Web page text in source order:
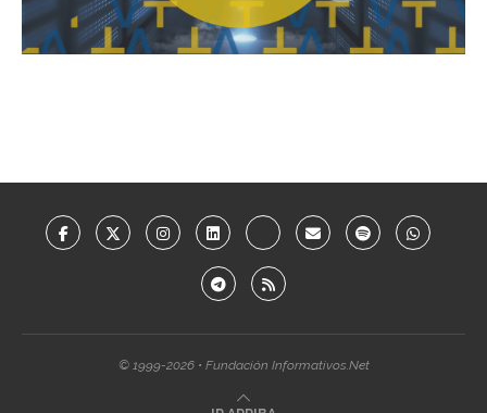
© 1999-2026 • Fundación Informativos.Net